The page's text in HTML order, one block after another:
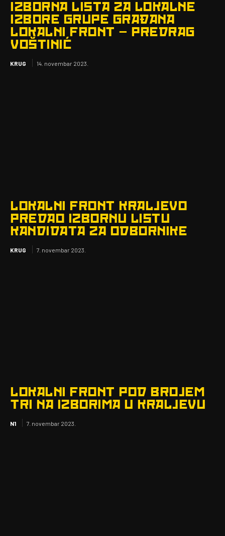
IZBORNA LISTA ZA LOKALNE
IZBORE GRUPE GRAĐANA
LOKALNI FRONT – PREDRAG
VOŠTINIĆ
KRUG 14. novembar 2023.
LOKALNI FRONT KRALJEVO
PREDAO IZBORNU LISTU
KANDIDATA ZA ODBORNIKE
KRUG 7. novembar 2023.
LOKALNI FRONT POD BROJEM
TRI NA IZBORIMA U KRALJEVU
N1 7. novembar 2023.